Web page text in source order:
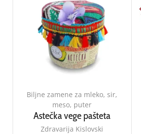
Biljne zamene za mleko, sir,
meso, puter
Astečka vege pašteta
Zdravarija Kislovski